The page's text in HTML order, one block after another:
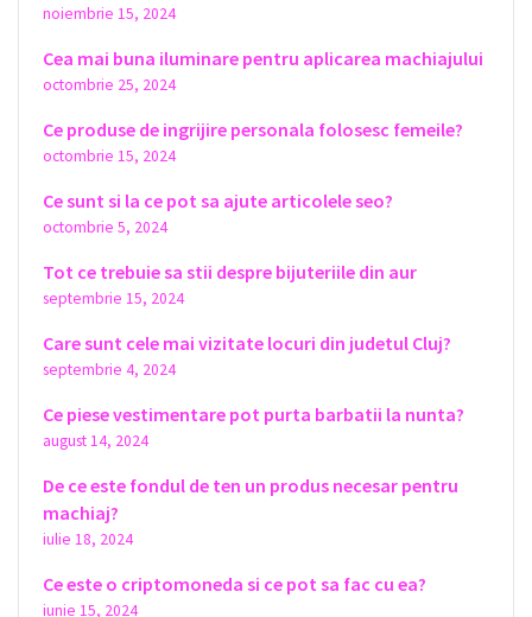
noiembrie 15, 2024
Cea mai buna iluminare pentru aplicarea machiajului
octombrie 25, 2024
Ce produse de ingrijire personala folosesc femeile?
octombrie 15, 2024
Ce sunt si la ce pot sa ajute articolele seo?
octombrie 5, 2024
Tot ce trebuie sa stii despre bijuteriile din aur
septembrie 15, 2024
Care sunt cele mai vizitate locuri din judetul Cluj?
septembrie 4, 2024
Ce piese vestimentare pot purta barbatii la nunta?
august 14, 2024
De ce este fondul de ten un produs necesar pentru
machiaj?
iulie 18, 2024
Ce este o criptomoneda si ce pot sa fac cu ea?
iunie 15, 2024